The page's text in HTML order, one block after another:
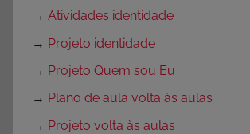
→ Atividades identidade
→ Projeto identidade
→ Projeto Quem sou Eu
→ Plano de aula volta às aulas
→ Projeto volta às aulas